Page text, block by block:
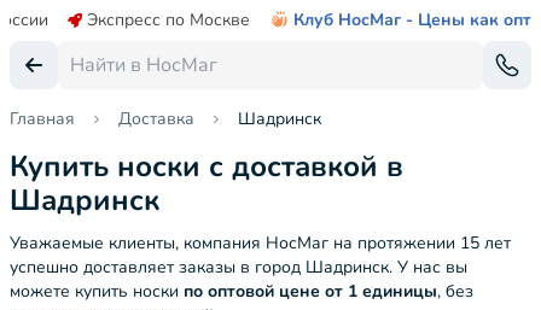
Экспресс по Москве Клуб НосМаг - Цены как опт
Главная Доставка Шадринск
Купить носки с доставкой в
Шадринск
Уважаемые клиенты, компания НосМаг на протяжении 15 лет
успешно доставляет заказы в город Шадринск. У нас вы
можете купить носки по оптовой цене от 1 единицы, без